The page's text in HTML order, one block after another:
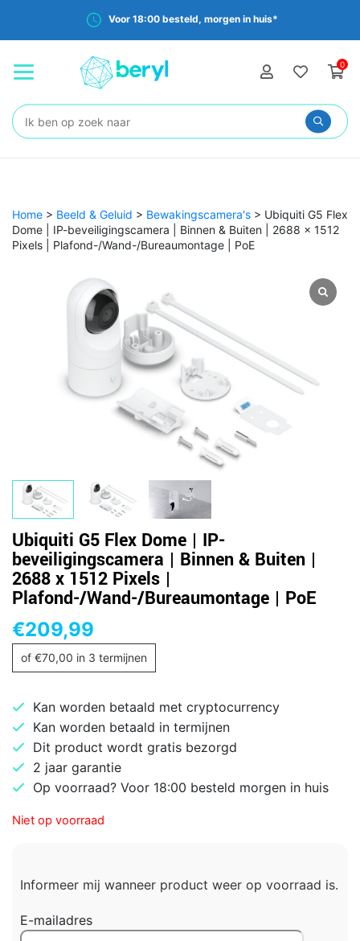
Voor 18:00 besteld, morgen in huis*
0
Zoeken:
Home > Beeld & Geluid > Bewakingscamera's > Ubiquiti G5 Flex
Dome | IP-beveiligingscamera | Binnen & Buiten | 2688 x 1512
Pixels | Plafond-/Wand-/Bureaumontage | PoE
Ubiquiti G5 Flex Dome | IP-
beveiligingscamera | Binnen & Buiten |
2688 x 1512 Pixels |
Plafond-/Wand-/Bureaumontage | PoE
€209,99
of €70,00 in 3 termijnen
Kan worden betaald met cryptocurrency
Kan worden betaald in termijnen
Dit product wordt gratis bezorgd
2 jaar garantie
Op voorraad? Voor 18:00 besteld morgen in huis
Niet op voorraad
Informeer mij wanneer product weer op voorraad is.
E-mailadres